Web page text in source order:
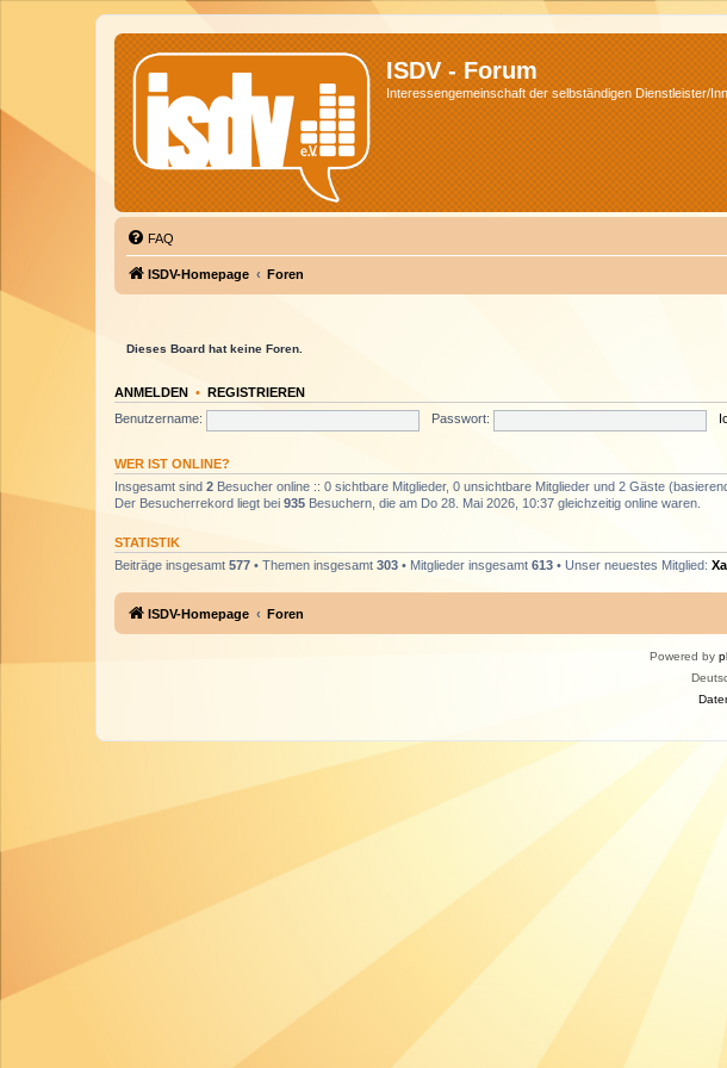
ISDV - Forum
Interessengemeinschaft der selbständigen Dienstleister/
FAQ
ISDV-Homepage Foren
Dieses Board hat keine Foren.
ANMELDEN • REGISTRIEREN
Benutzername:
Passwort:
WER IST ONLINE?
Insgesamt sind 2 Besucher online :: 0 sichtbare Mitglieder, 0 unsichtbare Mitglieder und 2 Gäste
Der Besucherrekord liegt bei 935 Besuchern, die am Do 28. Mai 2026, 10:37 gleichzeitig online waren.
STATISTIK
Beiträge insgesamt 577 • Themen insgesamt 303 • Mitglieder insgesamt 613 • Unser neuestes Mitglied:
ISDV-Homepage Foren
Powered by